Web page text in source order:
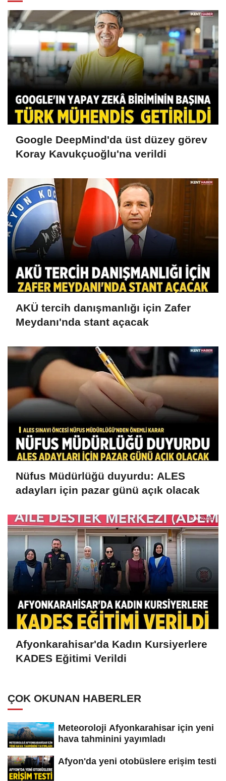
Google DeepMind'da üst düzey görev
Koray Kavukçuoğlu'na verildi
AKÜ tercih danışmanlığı için Zafer
Meydanı'nda stant açacak
Nüfus Müdürlüğü duyurdu: ALES
adayları için pazar günü açık olacak
Afyonkarahisar'da Kadın Kursiyerlere
KADES Eğitimi Verildi
ÇOK OKUNAN HABERLER
Meteoroloji Afyonkarahisar için yeni
hava tahminini yayımladı
Afyon'da yeni otobüslere erişim testi